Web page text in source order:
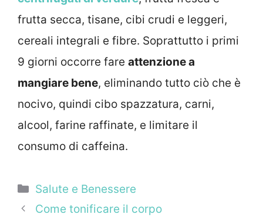
frutta secca, tisane, cibi crudi e leggeri,
cereali integrali e fibre. Soprattutto i primi
9 giorni occorre fare attenzione a
mangiare bene, eliminando tutto ciò che è
nocivo, quindi cibo spazzatura, carni,
alcool, farine raffinate, e limitare il
consumo di caffeina.
Categorie
Salute e Benessere
Come tonificare il corpo